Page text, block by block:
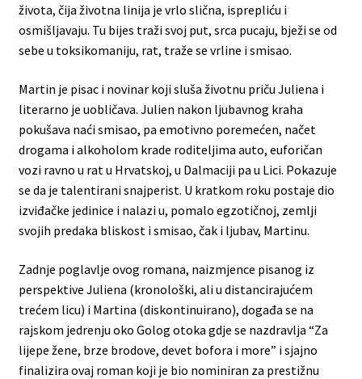
života, čija životna linija je vrlo slična, isprepliću i
osmišljavaju. Tu bijes traži svoj put, srca pucaju, bježi se od
sebe u toksikomaniju, rat, traže se vrline i smisao.
Martin je pisac i novinar koji sluša životnu priču Juliena i
literarno je uobličava. Julien nakon ljubavnog kraha
pokušava naći smisao, pa emotivno poremećen, načet
drogama i alkoholom krade roditeljima auto, euforičan
vozi ravno u rat u Hrvatskoj, u Dalmaciji pa u Lici. Pokazuje
se da je talentirani snajperist. U kratkom roku postaje dio
izviđačke jedinice i nalazi u, pomalo egzotičnoj, zemlji
svojih predaka bliskost i smisao, čak i ljubav, Martinu.
Zadnje poglavlje ovog romana, naizmjence pisanog iz
perspektive Juliena (kronološki, ali u distancirajućem
trećem licu) i Martina (diskontinuirano), događa se na
rajskom jedrenju oko Golog otoka gdje se nazdravlja “Za
lijepe žene, brze brodove, devet bofora i more” i sjajno
finalizira ovaj roman koji je bio nominiran za prestižnu